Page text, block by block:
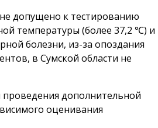
допущено к тестированию
температуры (более 37,2 ℃) и
болезни, из-за опоздания
в Сумской области не
проведения дополнительной
оценивания